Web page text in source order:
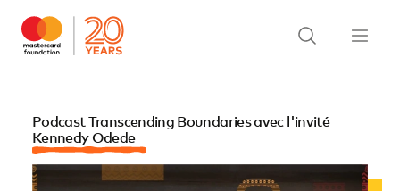
Podcast Transcending Boundaries avec l'invité
Kennedy Odede